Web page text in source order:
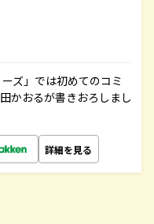
ズ」では初めてのコミ
かおるが書きおろしまし
詳細を見る